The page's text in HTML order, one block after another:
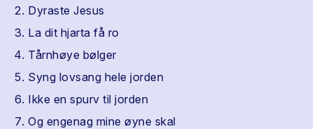
Dyraste Jesus
La dit hjarta få ro
Tårnhøye bølger
Syng lovsang hele jorden
Ikke en spurv til jorden
Og engenag mine øyne skal